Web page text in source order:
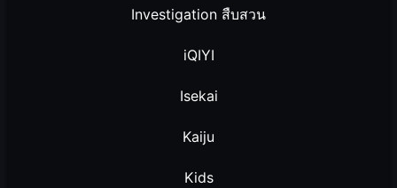
Investigation สืบสวน
iQIYI
Isekai
Kaiju
Kids